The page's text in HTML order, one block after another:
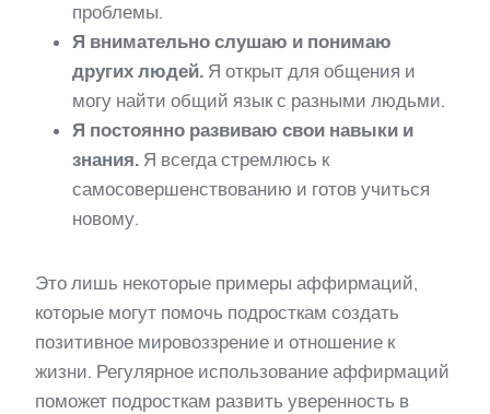
проблемы.
Я внимательно слушаю и понимаю
других людей. Я открыт для общения и
могу найти общий язык с разными людьми.
Я постоянно развиваю свои навыки и
знания. Я всегда стремлюсь к
самосовершенствованию и готов учиться
новому.
Это лишь некоторые примеры аффирмаций,
которые могут помочь подросткам создать
позитивное мировоззрение и отношение к
жизни. Регулярное использование аффирмаций
поможет подросткам развить уверенность в